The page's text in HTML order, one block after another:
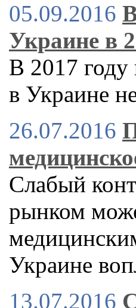
05.09.2016
Украине в
В 2017 году
в Украине
26.07.2016
Слабый
рынком
Украине
13.07.2016